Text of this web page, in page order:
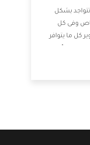
بشكل
وفى كل
كل ما يتوافر
أقوى